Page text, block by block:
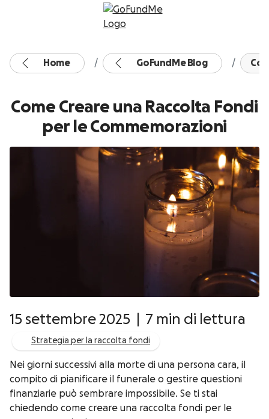
Vai al contenuto
Home GoFundMe Blog
Come Creare una Raccolta Fondi
per le Commemorazioni
15 settembre 2025 7 min di lettura
Strategia per la raccolta fondi
Nei giorni successivi alla morte di una persona cara, il
compito di pianificare il funerale o gestire questioni
finanziarie può sembrare impossibile. Se ti stai
chiedendo come creare una raccolta fondi per le